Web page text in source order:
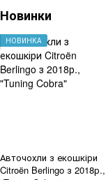
Новинки
НОВИНКА
Авточохли з екошкіри
Citroën Berlingo з 2018р.,